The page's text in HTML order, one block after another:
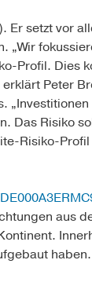
). Er setzt vor
„Wir
Profil. Dies
Peter
Das Risiko
Risiko-
aus
haben.